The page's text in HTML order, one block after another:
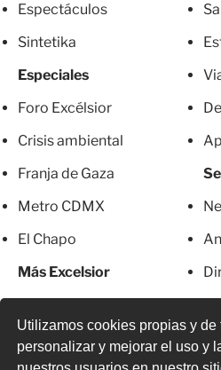
Utilizamos cookies propias y de
personalizar y mejorar el uso y
Espectáculos
Sintetika
Especiales
Foro Excélsior
Crisis ambiental
Franja de Gaza
Metro CDMX
El Chapo
Más Excelsior
© 2026 Todos los derechos